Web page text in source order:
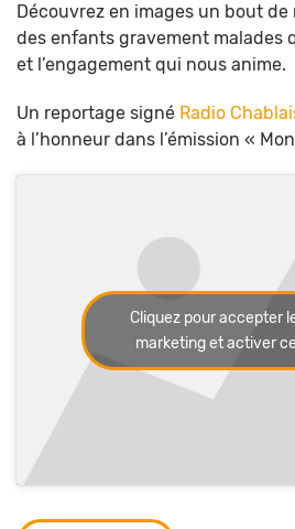
Découvrez en images un bout
des enfants gravement malades
et l’engagement qui nous anime.
Un reportage signé Radio
à l’honneur dans l’émission «
Cliquez pour accepter
marketing et activer